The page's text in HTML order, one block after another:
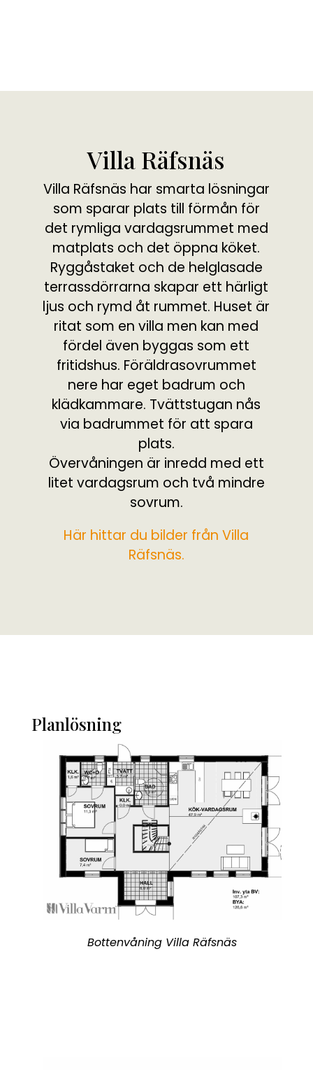
Villa Räfsnäs
Villa Räfsnäs har smarta lösningar
som sparar plats till förmån för
det rymliga vardagsrummet med
matplats och det öppna köket.
Ryggåstaket och de helglasade
terrassdörrarna skapar ett härligt
ljus och rymd åt rummet. Huset är
ritat som en villa men kan med
fördel även byggas som ett
fritidshus. Föräldrasovrummet
nere har eget badrum och
klädkammare. Tvättstugan nås
via badrummet för att spara
plats.
Övervåningen är inredd med ett
litet vardagsrum och två mindre
sovrum.
Här hittar du bilder från Villa
Räfsnäs.
Planlösning
Bottenvåning Villa Räfsnäs